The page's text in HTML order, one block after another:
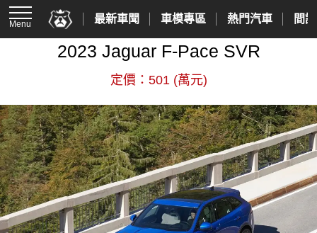
Menu 最新車聞 車模專區 熱門汽車 間
2023 Jaguar F-Pace SVR
定價：501 (萬元)